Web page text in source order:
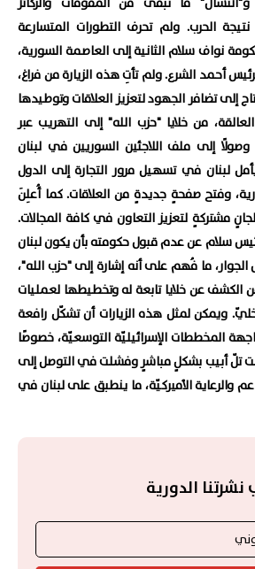
ما تبقى من المقوّمات والركائز
نتيجة الحرب. ولم تحرف التطورات المتسارعة
نواف سلام الثانية إلى العاصمة السورية،
أحمد الشرع. ولم تأتِ هذه الزيارة من فراغ،
تضافر الجهود لتعزيز العلاقات وتوطيدها
من خلايا "حزب الله" إلى التهريب عبر
وصولًا إلى ملف اللاجئين السوريين في لبنان
يأمل لبنان في تسهيل مرور التجارة إلى الدول
وفتح صفحةٍ جديدةٍ من العلاقات. كما أُعلِنَ
مشتركةٍ لتعزيز التعاون في كافة المجالات.
سلام عن عدم قبول حكومته بأن يكون لبنان
ما فُهم على أنه إشارة إلى "حزب الله"،
عن خلايا تابعة له وتخطيطها لعمليات
ويمكن لمثل هذه الزيارات أن تشكّل رافعة
المخططات الإسرائيليّة التوسعيّة، خصوصًا
تلّ أبيب بشكلٍ مباشرٍ وفشلت في التوصل إلى
والرعاية الأميركيّة، ما ينطبق على لبنان في
الدورية